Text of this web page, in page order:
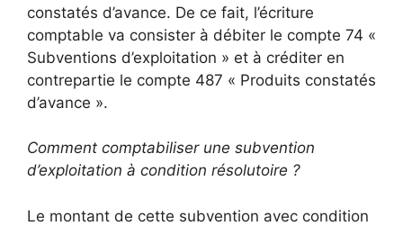
constatés d’avance. De ce fait, l’écriture
comptable va consister à débiter le compte 74 «
Subventions d’exploitation » et à créditer en
contrepartie le compte 487 « Produits constatés
d’avance ».
Comment comptabiliser une subvention
d’exploitation à condition résolutoire ?
Le montant de cette subvention avec condition